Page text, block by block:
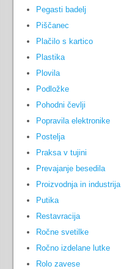
Pegasti badelj
Piščanec
Plačilo s kartico
Plastika
Plovila
Podložke
Pohodni čevlji
Popravila elektronike
Postelja
Praksa v tujini
Prevajanje besedila
Proizvodnja in industrija
Putika
Restavracija
Ročne svetilke
Ročno izdelane lutke
Rolo zavese